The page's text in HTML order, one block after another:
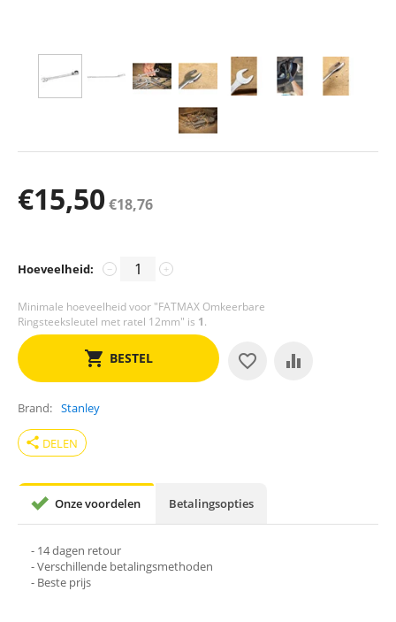
€15,50€18,76
Hoeveelheid: +
−
Minimale hoeveelheid voor "FATMAX Omkeerbare
Ringsteeksleutel met ratel 12mm" is 1.
BESTEL
Brand Stanley
share DELEN
Onze voordelen Betalingsopties
- 14 dagen retour
- Verschillende betalingsmethoden
- Beste prijs